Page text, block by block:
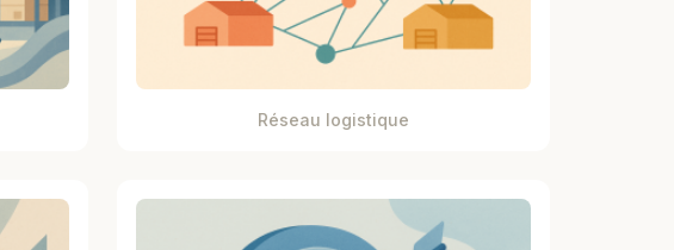
Réseau logistique